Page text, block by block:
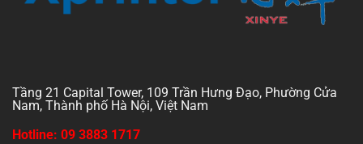
Tầng 21 Capital Tower, 109 Trần Hưng Đạo, Phường Cửa
Nam, Thành phố Hà Nội, Việt Nam
Hotline: 09 3883 1717